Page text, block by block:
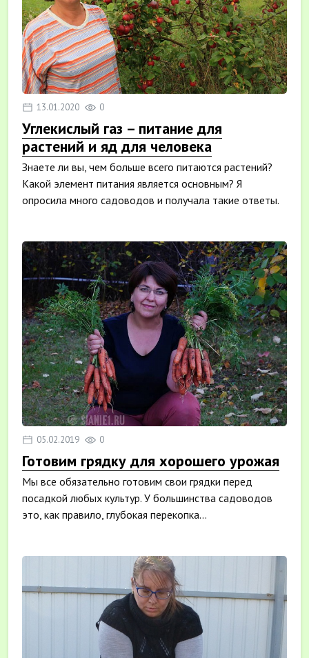
13.01.2020 0
Углекислый газ – питание для
растений и яд для человека
Знаете ли вы, чем больше всего питаются растений?
Какой элемент питания является основным? Я
опросила много садоводов и получала такие ответы.
05.02.2019 0
Готовим грядку для хорошего урожая
Мы все обязательно готовим свои грядки перед
посадкой любых культур. У большинства садоводов
это, как правило, глубокая перекопка...